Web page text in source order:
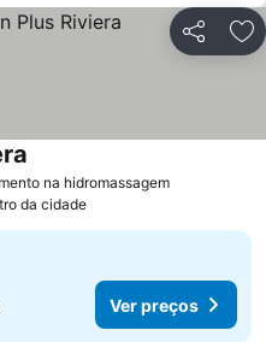
Partilhar
na hidromassagem
da cidade
Ver preços